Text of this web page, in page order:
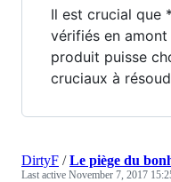
Il est crucial que
vérifiés en
produit puisse
cruciaux à
DirtyF /Le piège du
Last active November 7, 2017